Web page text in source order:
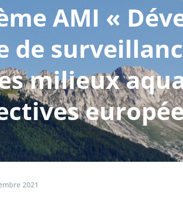
AMI «
de
milieux
2021